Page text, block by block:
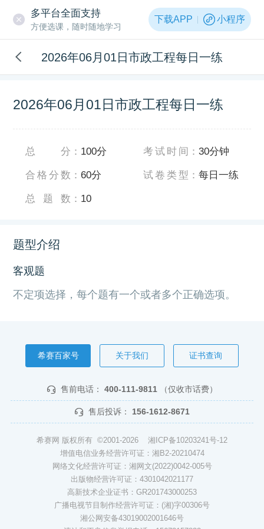
多平台全面支持
方便选课，随时随地学习
下载APP 小程序
2026年06月01日市政工程每日一练
2026年06月01日市政工程每日一练
总分 ： 100分
合格分数 ：60分
总题数 ： 10
考试时间 ：30分钟
试卷类型 ：每日一练
题型介绍
客观题
不定项选择，每个题有一个或者多个正确选项。
希赛百家号 关于我们 证书查询
售前电话： 400-111-9811 （仅收市话费）
售后投诉： 156-1612-8671
希赛网 版权所有 ©2001-2026 湘ICP备10203241号-12
增值电信业务经营许可证：湘B2-20210474
网络文化经营许可证：湘网文(2022)0042-005号
出版物经营许可证：4301042021177
高新技术企业证书：GR201743000253
广播电视节目制作经营许可证：(湘)字00306号
湘公网安备43019002001646号